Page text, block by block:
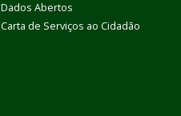
Dados Abertos
Carta de Serviços ao Cidadão